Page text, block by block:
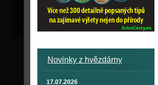
Novinky z hvězdárny
17.07.2026